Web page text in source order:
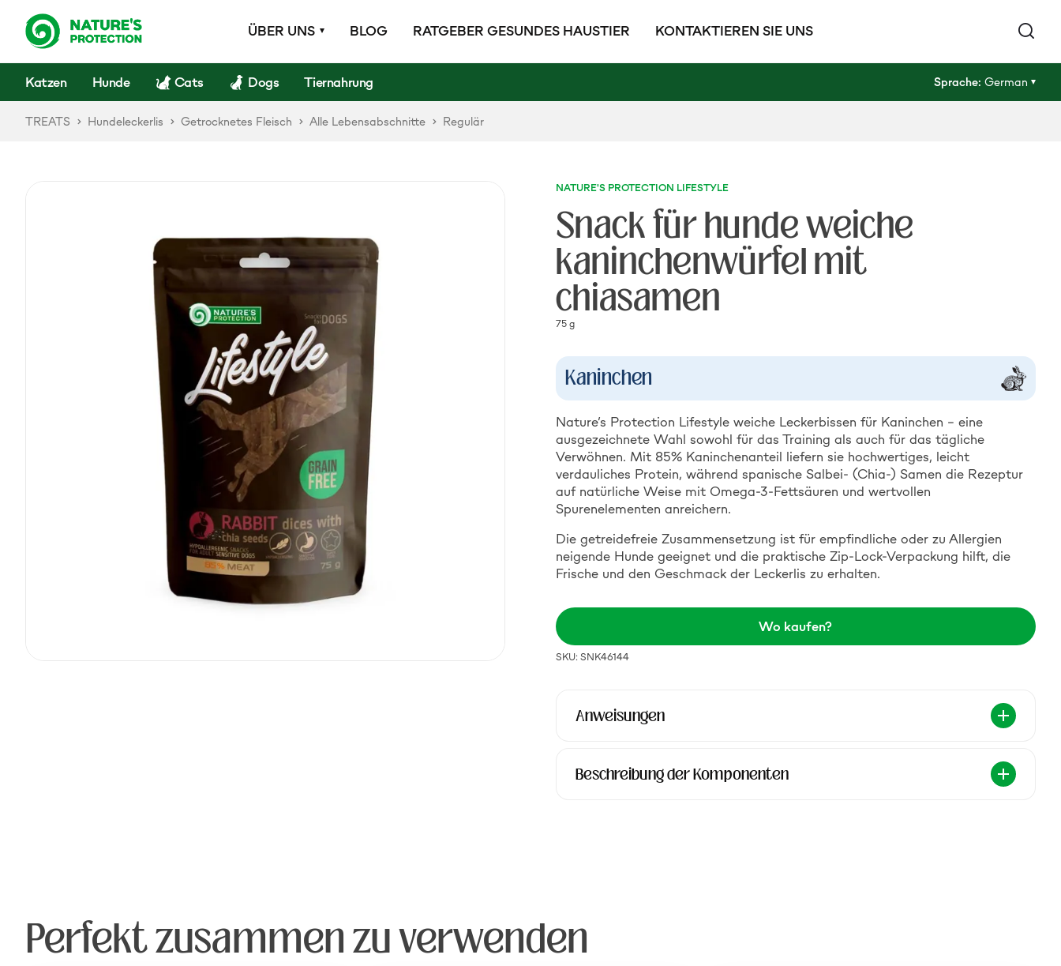
ÜBER UNS BLOG RATGEBER GESUNDES HAUSTIER KONTAKTIEREN SIE UNS
Katzen Hunde Cats Dogs Tiernahrung Sprache: German
TREATS Hundeleckerlis Getrocknetes Fleisch Alle Lebensabschnitte Regulär
NATURE'S PROTECTION LIFESTYLE
Snack für hunde weiche
kaninchenwürfel mit
chiasamen
75 g
Kaninchen
Nature’s Protection Lifestyle weiche Leckerbissen für Kaninchen – eine
ausgezeichnete Wahl sowohl für das Training als auch für das tägliche
Verwöhnen. Mit 85% Kaninchenanteil liefern sie hochwertiges, leicht
verdauliches Protein, während spanische Salbei- (Chia-) Samen die Rezeptur
auf natürliche Weise mit Omega-3-Fettsäuren und wertvollen
Spurenelementen anreichern.
Die getreidefreie Zusammensetzung ist für empfindliche oder zu Allergien
neigende Hunde geeignet und die praktische Zip-Lock-Verpackung hilft, die
Frische und den Geschmack der Leckerlis zu erhalten.
Wo kaufen?
SKU: SNK46144
Anweisungen
Beschreibung der Komponenten
Perfekt zusammen zu verwenden